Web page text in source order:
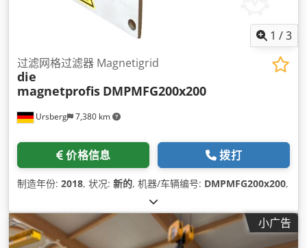
1 /3
Ursberg 7,380 km
过滤网格过滤器 Magnetigrid
die
magnetprofis DMPMFG200x200
价格信息 拨打
制造年份: 2018, 状况: 新的, 机器/车辆编号: DMPMFG200x200,
小广告